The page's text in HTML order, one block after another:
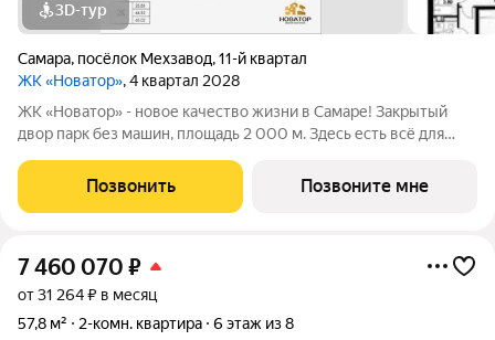
3D-тур
Самара, посёлок Мехзавод,11-й квартал
ЖК «Новатор», 4 квартал 2028
ЖК «Новатор» - новое качество жизни в Самаре! Закрытый
двор парк без машин, площадь 2 000 м. Здесь есть всё для
спортивные зоны ландшафтное озеленение Безопасность на
высшем уровне: система
Позвонить Позвоните мне
7 460 070 ₽
от 31 264 ₽ в месяц
57,8 м²
2-комн. квартира 6 этаж из 8